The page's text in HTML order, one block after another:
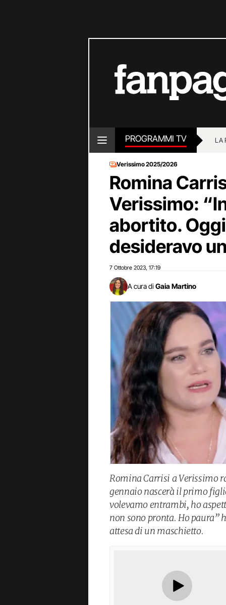
PROGRAMMI TV LA
Verissimo 2025/2026
Romina
Verissimo:
abortito.
desideravo
7 Ottobre 2023 17:19
A cura di Gaia Martino
Romina Carrisi a Verissimo
gennaio nascerà il primo
volevamo entrambi, ho
non sono pronta. Ho paura”
attesa di un maschietto.